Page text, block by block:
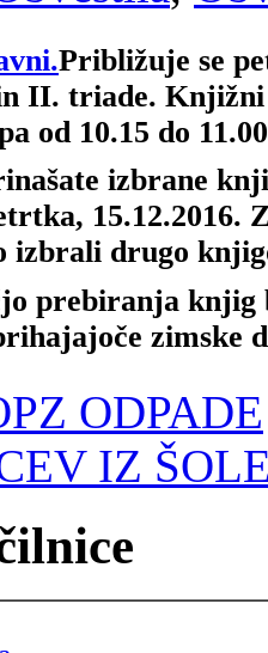
Približuje se
II. triade.
od 10.15 do
izbrane
15.12.2016.
izbrali drugo
prebiranja
zimske
ODPADE
IZ